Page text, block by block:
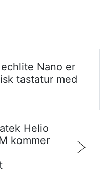
Nano er
tastatur med
Helio
kommer